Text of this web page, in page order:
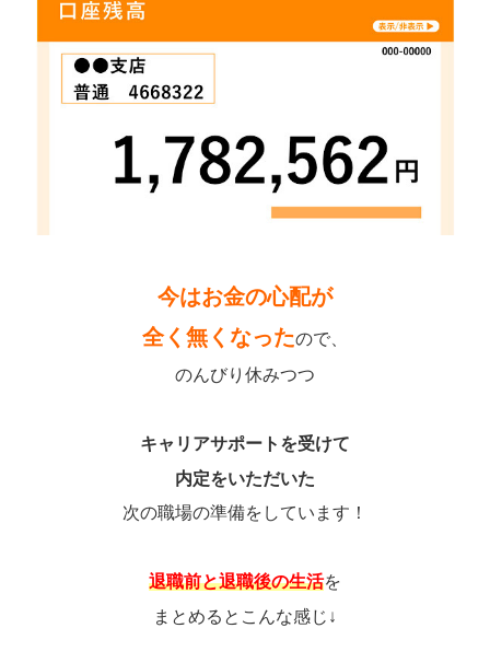
今はお金の心配が
全く無くなったので、
のんびり休みつつ
キャリアサポートを受けて
内定をいただいた
次の職場の準備をしています！
退職前と退職後の生活を
まとめるとこんな感じ↓